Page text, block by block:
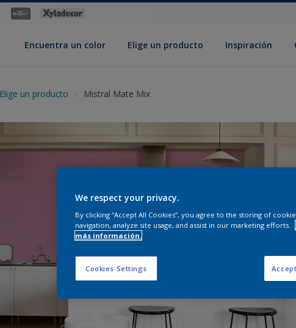
Encuentra un color Elige un producto Inspiración
Elige un producto Mistral Mate Mix
We respect your privacy.
By clicking “Accept All Cookies”, you agree to the storing of
navigation, analyze site usage, and assist in our marketing efforts.
más información.
Cookies Settings